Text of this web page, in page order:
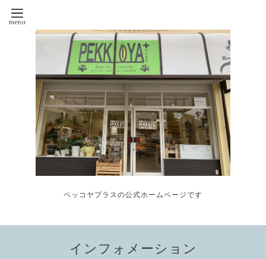
ペッコヤプラスの公式ホームページです
インフォメーション